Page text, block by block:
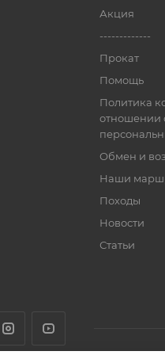
Акция
-------------
Прокат
Помощь
Политика
отношении
Обмен и
Наши
Походы
Новости
Статьи